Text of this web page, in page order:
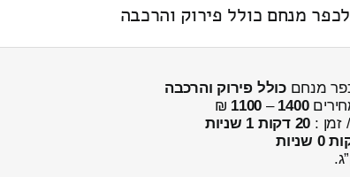
מנחם כולל פירוק והרכבה
מנחםכולל פירוק והרכבה
1400
–
1100
₪
/ זמן : 20 דקות 1 שניות